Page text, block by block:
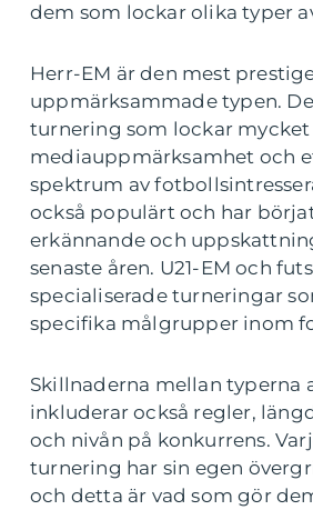
dem som lockar olika typer
Herr-EM är den mest
uppmärksammade typen.
turnering som lockar mycket
mediauppmärksamhet och
spektrum av
också populärt och har
erkännande och
senaste åren. U21-EM och
specialiserade turneringar
specifika målgrupper inom
Skillnaderna mellan typerna
inkluderar också regler,
och nivån på konkurrens.
turnering har sin egen
och detta är vad som gör